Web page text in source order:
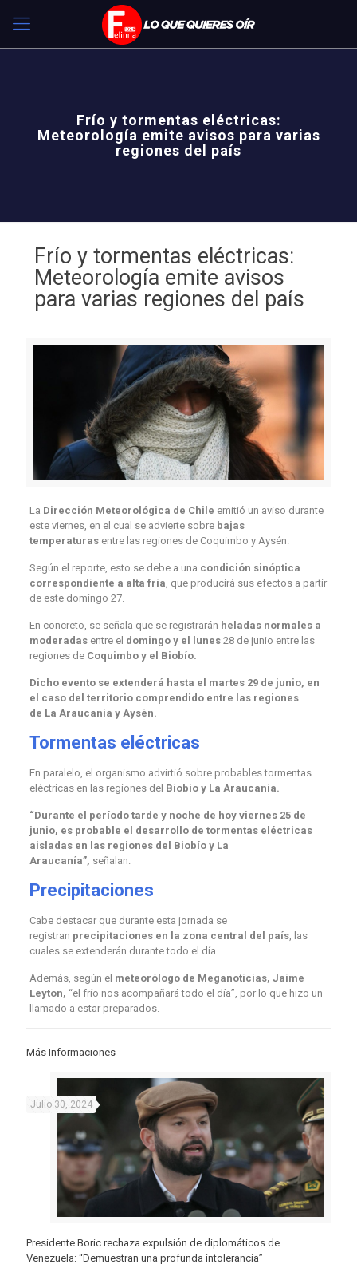
Frío y tormentas eléctricas:
Meteorología emite avisos para varias
regiones del país
Frío y tormentas eléctricas:
Meteorología emite avisos
para varias regiones del país
La Dirección Meteorológica de Chile emitió un aviso durante
este viernes, en el cual se advierte sobrebajas
temperaturasentre las regiones de Coquimbo y Aysén.
Según el reporte, esto se debe a una condición sinóptica
correspondiente a alta fría , que producirá sus efectos a partir
de este domingo 27.
En concreto, se señala que se registrarán heladas normales a
moderadasentre el domingo y el lunes28 de junio entre las
regiones de Coquimbo y el Biobío.
Dicho evento se extenderá hasta el martes 29 de junio, en
el caso del territorio comprendido entre las regiones
de La Araucanía y Aysén.
Tormentas eléctricas
En paralelo, el organismo advirtió sobre probables tormentas
eléctricas en las regiones del Biobío y La Araucanía.
“Durante el período tarde y noche de hoy viernes 25 de
junio, es probable el desarrollo de tormentas eléctricas
aisladas en las regiones del Biobío y La
Araucanía”, señalan.
Precipitaciones
Cabe destacar que durante esta jornada se
registran precipitaciones en la zona central del país, las
cuales se extenderán durante todo el día.
Además, según el meteorólogo de Meganoticias, Jaime
Leyton, “el frío nos acompañará todo el día”, por lo que hizo un
llamado a estar preparados.
Más Informaciones
Julio 30, 2024
Presidente Boric rechaza expulsión de diplomáticos de
Venezuela: “Demuestran una profunda intolerancia”